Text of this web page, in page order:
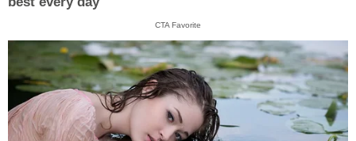
CTA Favorite